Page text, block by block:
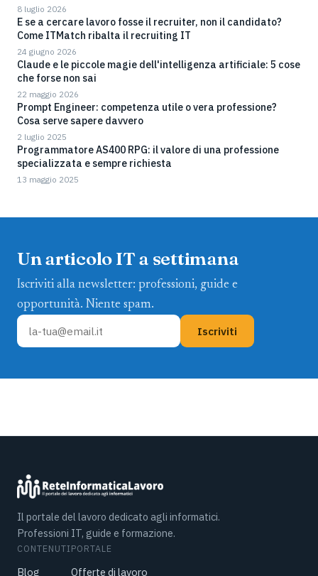
8 luglio 2026
E se a cercare lavoro fosse il recruiter, non il candidato?
Come ITMatch ribalta il recruiting IT
24 giugno 2026
Claude e le piccole magie dell'intelligenza artificiale: 5 cose
che forse non sai
22 maggio 2026
Prompt Engineer: competenza utile o vera professione?
Cosa serve sapere davvero
2 luglio 2025
Programmatore AS400 RPG: il valore di una professione
specializzata e sempre richiesta
13 maggio 2025
Un articolo IT a settimana
Iscriviti alla newsletter: professioni, guide e
opportunità. Niente spam.
Iscriviti
Il portale del lavoro dedicato agli informatici.
Professioni IT, guide e formazione.
CONTENUTI
Blog
PORTALE
Offerte di lavoro